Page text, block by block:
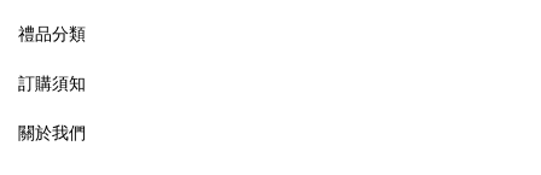
禮品分類
訂購須知
關於我們